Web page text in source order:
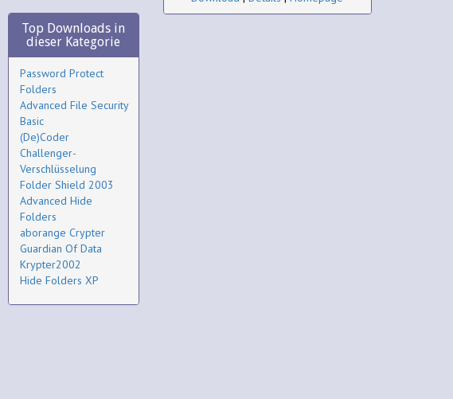
Top Downloads in
dieser Kategorie
Password Protect
Folders
Advanced File Security
Basic
(De)Coder
Challenger-
Verschlüsselung
Folder Shield 2003
Advanced Hide
Folders
aborange Crypter
Guardian Of Data
Krypter2002
Hide Folders XP